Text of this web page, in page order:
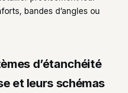
bandes d’angles ou
d’étanchéité
et leurs schémas